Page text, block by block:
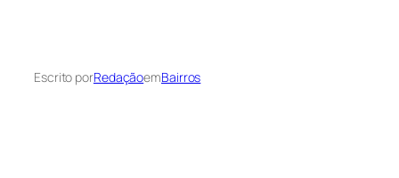
Escrito porRedaçãoemBairros